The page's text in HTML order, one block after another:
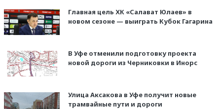
Главная цель ХК «Салават Юлаев» в
новом сезоне — выиграть Кубок Гагарина
В Уфе отменили подготовку проекта
новой дороги из Черниковки в Инорс
Улица Аксакова в Уфе получит новые
трамвайные пути и дороги